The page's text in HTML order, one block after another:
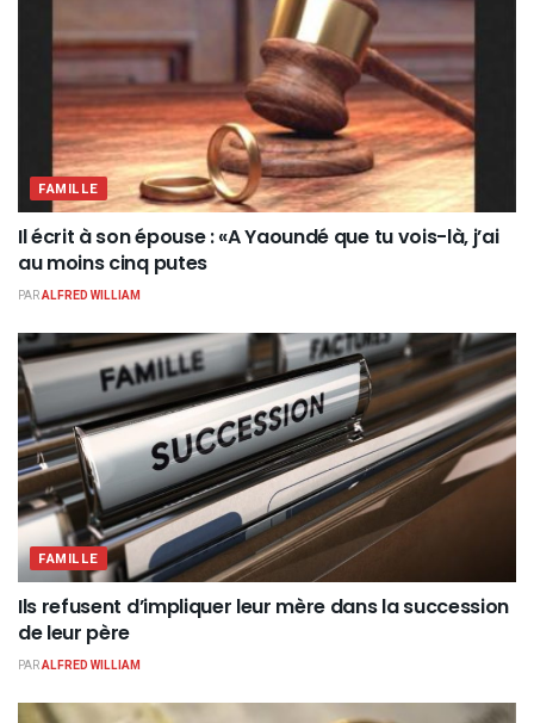
FAMILLE
Il écrit à son épouse : «A Yaoundé que tu vois-là, j’ai
au moins cinq putes
PARALFRED WILLIAM
FAMILLE
Ils refusent d’impliquer leur mère dans la succession
de leur père
PARALFRED WILLIAM